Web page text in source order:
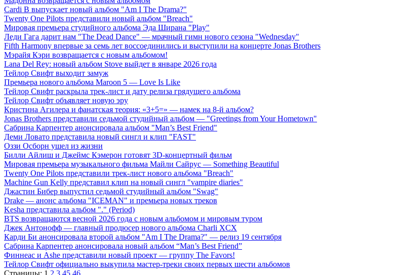
Cardi B выпускает новый альбом "Am I The Drama?"
Twenty One Pilots представили новый альбом "Breach"
Мировая премьера студийного альбома Эда Ширана "Play"
Леди Гага дарит нам "The Dead Dance" — мрачный гимн нового сезона "Wednesday"
Fifth Harmony впервые за семь лет воссоединились и выступили на концерте Jonas Brothers
Мэрайя Кэри возвращается с новым альбомом!
Lana Del Rey: новый альбом Stove выйдет в январе 2026 года
Тейлор Свифт выходит замуж
Премьера нового альбома Maroon 5 — Love Is Like
Тейлор Свифт раскрыла трек-лист и дату релиза грядущего альбома
Тейлор Свифт объявляет новую эру
Кристина Агилера и фанатская теория: «3+5=» — намек на 8-й альбом?
Jonas Brothers представили седьмой студийный альбом — "Greetings from Your Hometown"
Сабрина Карпентер анонсировала альбом "Man’s Best Friend"
Деми Ловато представила новый сингл и клип "FAST"
Оззи Осборн ушел из жизни
Билли Айлиш и Джеймс Кэмерон готовят 3D-концертный фильм
Мировая премьера музыкального фильма Майли Сайрус — Something Beautiful
Twenty One Pilots представили трек-лист нового альбома "Breach"
Machine Gun Kelly представил клип на новый сингл "vampire diaries"
Джастин Бибер выпустил седьмой студийный альбом "Swag"
Drake — анонс альбома "ICEMAN" и премьера новых треков
Kesha представила альбом "." (Period)
BTS возвращаются весной 2026 года с новым альбомом и мировым туром
Джек Антонофф — главный продюсер нового альбома Charli XCX
Карди Би анонсировала второй альбом "Am I The Drama?" — релиз 19 сентября
Сабрина Карпентер анонсировала новый альбом “Man’s Best Friend”
Финнеас и Ashe представили новый проект — группу The Favors!
Тейлор Свифт официально выкупила мастер-треки своих первых шести альбомов
Страницы: 1 2 3 45 46